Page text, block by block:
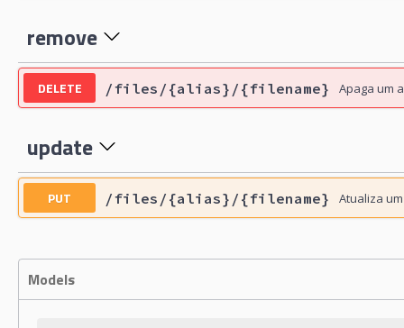
remove
DELETE /files/{alias}/{filename} Apaga um
update
PUT /files/{alias}/{filename} Atualiza
Models